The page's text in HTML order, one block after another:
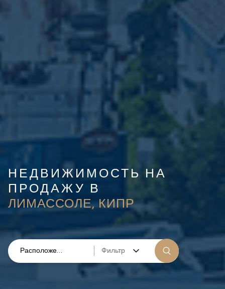
НЕДВИЖИМОСТЬ НА
ПРОДАЖУ В
ЛИМАССОЛЕ, КИПР
Фильтр